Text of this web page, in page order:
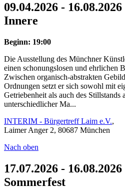
09.04.2026 -
Innere
Beginn: 19:00
Die Ausstellung des Münchner
einen schonungslosen und ehrlichen
Zwischen organisch-abstrakten
Ordnungen setzt er sich sowohl mit
Getriebenheit als auch des Stillstands
unterschiedlicher Ma...
INTERIM - Bürgertreff Laim e.V.,
Laimer Anger 2, 80687 München
Nach oben
17.07.2026 -
Sommerfest